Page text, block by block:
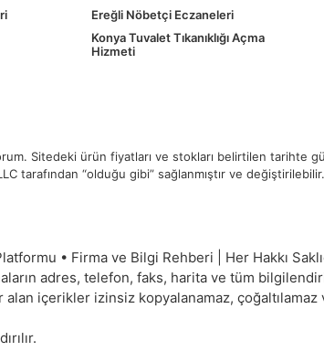
Ereğli Nöbetçi Eczaneleri
Konya Tuvalet Tıkanıklığı Açma
Hizmeti
Sitedeki ürün fiyatları ve stokları belirtilen tarihte
tarafından “olduğu gibi” sağlanmıştır ve
• Firma ve Bilgi Rehberi | Her Hakkı
adres, telefon, faks, harita ve tüm
içerikler izinsiz kopyalanamaz, çoğaltılamaz